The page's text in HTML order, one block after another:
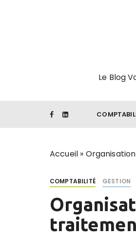
Le Blog
Accueil »
COMPTABILITÉ GESTION